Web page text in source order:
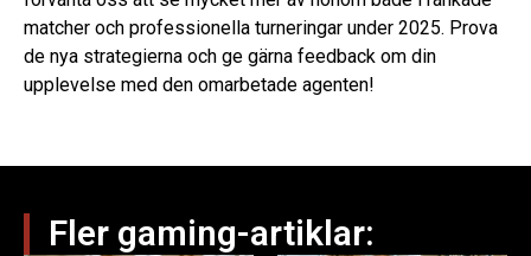
matcher och professionella turneringar under 2025. Prova
de nya strategierna och ge gärna feedback om din
upplevelse med den omarbetade agenten!
Fler gaming-artiklar: